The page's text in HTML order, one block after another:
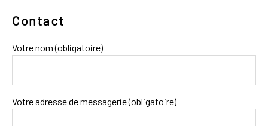
Contact
Votre nom (obligatoire)
Votre adresse de messagerie (obligatoire)